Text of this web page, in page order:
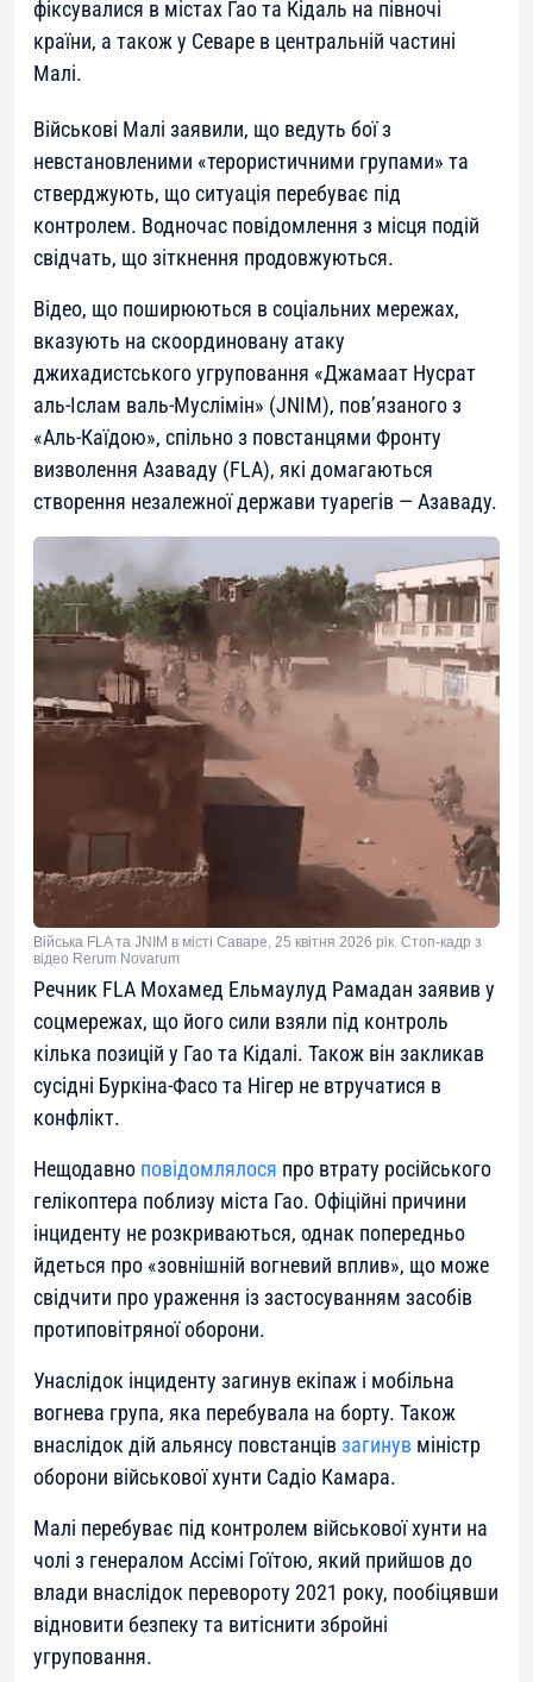
фіксувалися в містах Гао та Кідаль на півночі
країни, а також у Севаре в центральній частині
Малі.
Військові Малі заявили, що ведуть бої з
невстановленими «терористичними групами» та
стверджують, що ситуація перебуває під
контролем. Водночас повідомлення з місця подій
свідчать, що зіткнення продовжуються.
Відео, що поширюються в соціальних мережах,
вказують на скоординовану атаку
джихадистського угруповання «Джамаат Нусрат
аль-Іслам валь-Муслімін» (JNIM), пов’язаного з
«Аль-Каїдою», спільно з повстанцями Фронту
визволення Азаваду (FLA), які домагаються
створення незалежної держави туарегів — Азаваду.
Війська FLA та JNIM в місті Саваре, 25 квітня 2026 рік. Стоп-кадр з
відео Rerum Novarum
Речник FLA Мохамед Ельмаулуд Рамадан заявив у
соцмережах, що його сили взяли під контроль
кілька позицій у Гао та Кідалі. Також він закликав
сусідні Буркіна-Фасо та Нігер не втручатися в
конфлікт.
Нещодавно повідомлялося про втрату російського
гелікоптера поблизу міста Гао. Офіційні причини
інциденту не розкриваються, однак попередньо
йдеться про «зовнішній вогневий вплив», що може
свідчити про ураження із застосуванням засобів
протиповітряної оборони.
Унаслідок інциденту загинув екіпаж і мобільна
вогнева група, яка перебувала на борту. Також
внаслідок дій альянсу повстанців загинув міністр
оборони військової хунти Садіо Камара.
Малі перебуває під контролем військової хунти на
чолі з генералом Ассімі Гоїтою, який прийшов до
влади внаслідок перевороту 2021 року, пообіцявши
відновити безпеку та витіснити збройні
угруповання.